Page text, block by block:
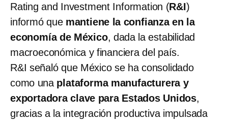
Rating and Investment Information (R&I)
informó que mantiene la confianza en la
economía de México, dada la estabilidad
macroeconómica y financiera del país.
R&I señaló que México se ha consolidado
como una plataforma manufacturera y
exportadora clave para Estados Unidos,
gracias a la integración productiva impulsada